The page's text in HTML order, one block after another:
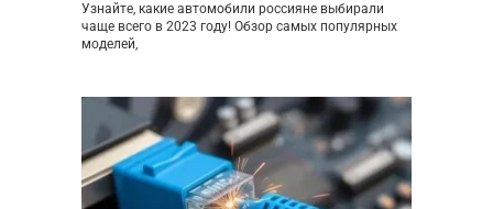
Узнайте, какие автомобили россияне выбирали
чаще всего в 2023 году! Обзор самых популярных
моделей,